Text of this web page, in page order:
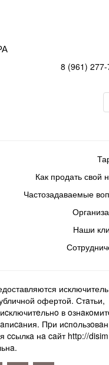
8 (961)
Как продать свой
Частозадаваемые
Наши
офертой. Стaтьи,
в
Пpи
ccылкa нa caйт http://